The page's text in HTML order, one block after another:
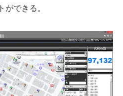
できる。